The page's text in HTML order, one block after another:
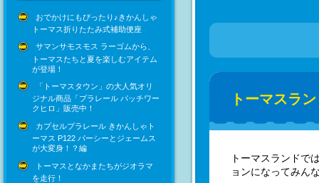
おでかけにもぴったり♪きかんしゃ
トーマス折りたたみ式補助便座
サマンサモスモス ラーゴムから、
トーマスたちと夏を楽しむアイテム
が登場！
「トーマスタウン」の大人気オリ
ジナル商品「プラレール パッチワー
クヒロ」販売中！
カプセルプラレール きかんしゃト
ーマス P122 パーシーとジェームス
が大変身！？編
トーマスとなかまたちがジオラマ
を走行！
トーマスラ
トーマスランドで
ョンになってみん